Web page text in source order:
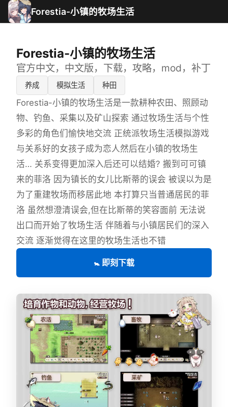
Forestia-小镇的牧场生活
Forestia-小镇的牧场生活
官方中文，中文版，下载，攻略，mod，补丁
养成 模拟生活 种田
Forestia-小镇的牧场生活是一款耕种农田、照顾动
物、钓鱼、采集以及矿山探索 通过牧场生活与个性
多彩的角色们愉快地交流 正统派牧场生活模拟游戏
与关系好的女孩子成为恋人然后在小镇的牧场生
活… 关系变得更加深入后还可以结婚? 搬到可可镇
来的菲洛 因为镇长的女儿比斯蒂的误会 被误以为是
为了重建牧场而移居此地 本打算只当普通居民的菲
洛 虽然想澄清误会,但在比斯蒂的笑容面前 无法说
出口而开始了牧场生活 伴随着与小镇居民们的深入
交流 逐渐觉得在这里的牧场生活也不错
🚼 即刻下载